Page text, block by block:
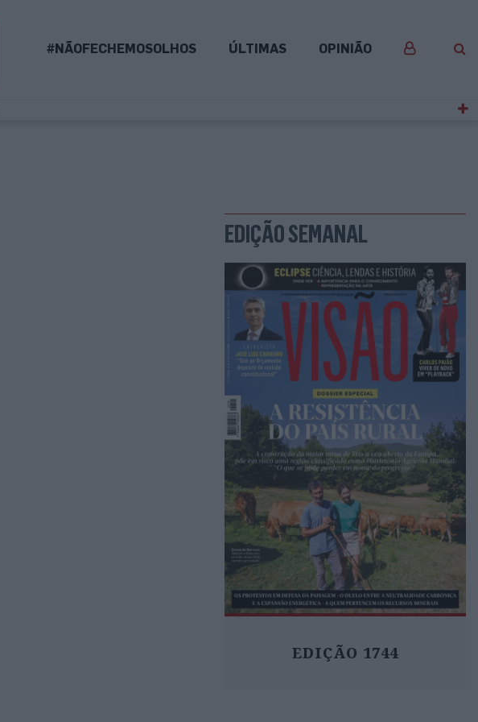
#NÃOFECHEMOSOLHOS ÚLTIMAS OPINIÃO
EDIÇÃO SEMANAL
EDIÇÃO 1744